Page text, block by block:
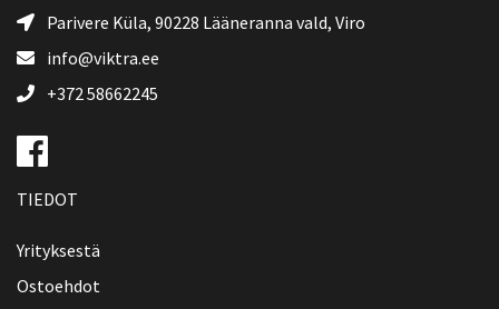
Parivere Küla, 90228 Lääneranna vald, Viro
info@viktra.ee
+372 58662245
TIEDOT
Yrityksestä
Ostoehdot